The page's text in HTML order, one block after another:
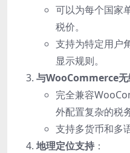
可以为每个国家
税价。
支持为特定用户
显示规则。
与WooCommerce无
完全兼容
外配置复杂的税
支持多货币和多
地理定位支持 ：